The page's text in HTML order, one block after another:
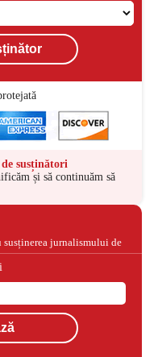
susținători
și să continuăm să
susținerea jurnalismului de